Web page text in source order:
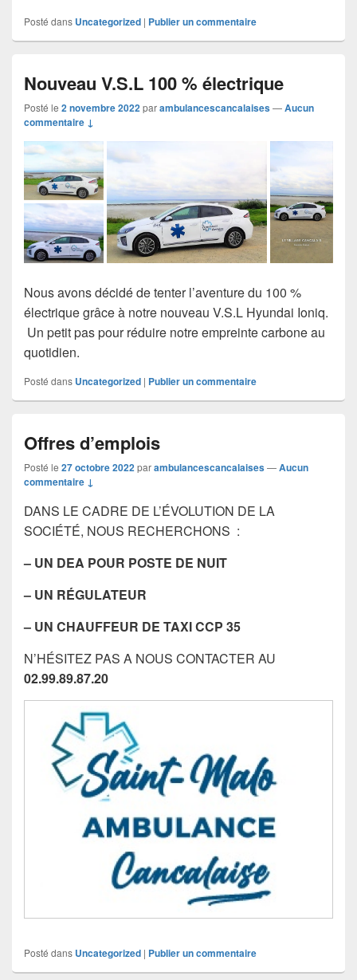
Posté dans Uncategorized | Publier un commentaire
Nouveau V.S.L 100 % électrique
Posté le 2 novembre 2022parambulancescancalaises—Aucun
commentaire ↓
Nous avons décidé de tenter l’aventure du 100 %
électrique grâce à notre nouveau V.S.L Hyundai Ioniq.
Un petit pas pour réduire notre empreinte carbone au
quotidien.
Posté dans Uncategorized | Publier un commentaire
Offres d’emplois
Posté le 27 octobre 2022 parambulancescancalaises—Aucun
commentaire ↓
DANS LE CADRE DE L’ÉVOLUTION DE LA
SOCIÉTÉ, NOUS RECHERCHONS :
– UN DEA POUR POSTE DE NUIT
– UN RÉGULATEUR
– UN CHAUFFEUR DE TAXI CCP 35
N’HÉSITEZ PAS A NOUS CONTACTER AU
02.99.89.87.20
Posté dans Uncategorized | Publier un commentaire